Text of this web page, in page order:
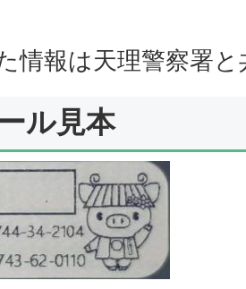
情報は天理警察署と
ル見本